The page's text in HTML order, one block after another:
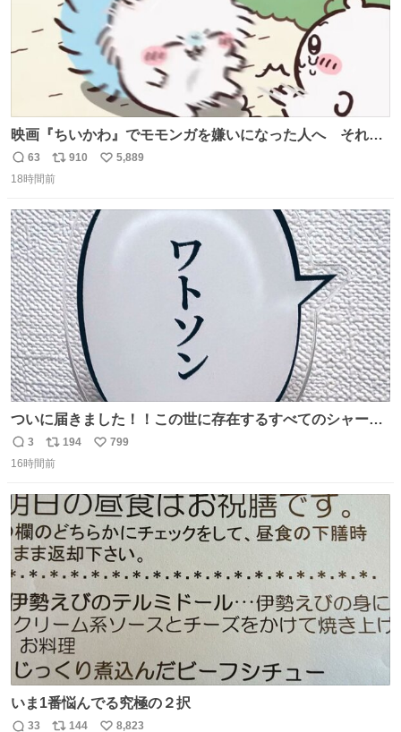
映画『ちいかわ』でモモンガを嫌いになった人へ それで
も愛される理由と可能性 kai-you.net/article/96186 『映画
ちいかわ 人魚の島のひみつ』を3回観て、原作も追ってい
す。ちいかわ初心者向けです🖊
返
信
63
リ
ポ
ト
数
910
い
5,889
18時間前
ついに届きました！！この世に存在するすべてのシャーロ
ック・ホームズに「ワトソン」と喋ってもらうためのアク
スタです！！！
返
信
3
リ
ポ
ト
数
194
い
数
799
16時間前
いま1番悩んでる究極の２択
33 144 8,823